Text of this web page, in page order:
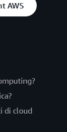
AWS
di cloud